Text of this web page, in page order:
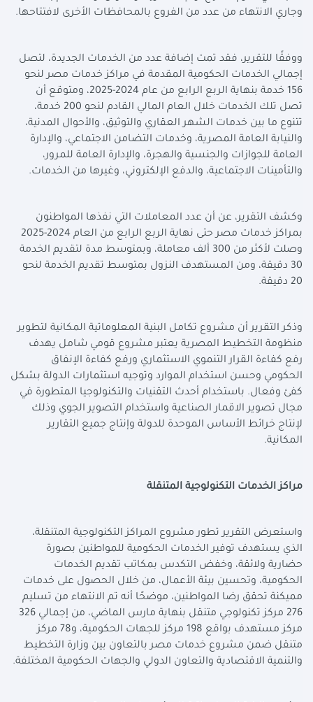
وجاري الانتهاء من عدد من الفروع بالمحافظات الأخرى لافتتاحها.
ووفقًا للتقرير، فقد تمت إضافة عدد من الخدمات الجديدة، لتصل
إجمالي الخدمات الحكومية المقدمة في مراكز خدمات مصر لنحو
156 خدمة بنهاية الربع الرابع من عام 2024-2025، ومتوقع أن
تصل تلك الخدمات خلال العام المالي القادم لنحو 200 خدمة،
تتنوع ما بين خدمات الشهر العقاري والتوثيق، والأحوال المدنية،
والنيابة العامة المصرية، وخدمات التضامن الاجتماعي، والإدارة
العامة للجوازات والجنسية والهجرة، والإدارة العامة للمرور،
والتأمينات الاجتماعية، والدفع الإلكتروني، وغيرها من الخدمات.
وكشف التقرير، عن أن عدد المعاملات التي نفذها المواطنون
بمراكز خدمات مصر حتى نهاية الربع الرابع من العام 2024-2025
وصلت لأكثر من 300 ألف معاملة، وبمتوسط مدة لتقديم الخدمة
30 دقيقة، ومن المستهدف النزول بمتوسط تقديم الخدمة لنحو
20 دقيقة
.
وذكر التقرير أن مشروع تكامل البنية المعلوماتية المكانية لتطوير
منظومة التخطيط المصرية يعتبر مشروع قومي شامل يهدف
رفع كفاءة القرار التنموي الاستثماري ورفع كفاءة الإنفاق
الحكومي وحسن استخدام الموارد وتوجيه استثمارات الدولة بشكل
كفئ وفعال. باستخدام أحدث التقنيات والتكنولوجيا المتطورة في
مجال تصوير الاقمار الصناعية واستخدام التصوير الجوي وذلك
لإنتاج خرائط الأساس الموحدة للدولة وإنتاج جميع التقارير
المكانية.
مراكز الخدمات التكنولوجية المتنقلة
واستعرض التقرير تطور مشروع المراكز التكنولوجية المتنقلة،
الذي يستهدف توفير الخدمات الحكومية للمواطنين بصورة
حضارية ولائقة، وخفض التكدس بمكاتب تقديم الخدمات
الحكومية، وتحسين بيئة الأعمال، من خلال الحصول على خدمات
مميكنة تحقق رضا المواطنين، موضحًا أنه تم الانتهاء من تسليم
276 مركز تكنولوجي متنقل بنهاية مارس الماضي، من إجمالي 326
مركز مستهدف بواقع 198 مركز للجهات الحكومية، و78 مركز
متنقل ضمن مشروع خدمات مصر بالتعاون بين وزارة التخطيط
والتنمية الاقتصادية والتعاون الدولي والجهات الحكومية المختلفة.